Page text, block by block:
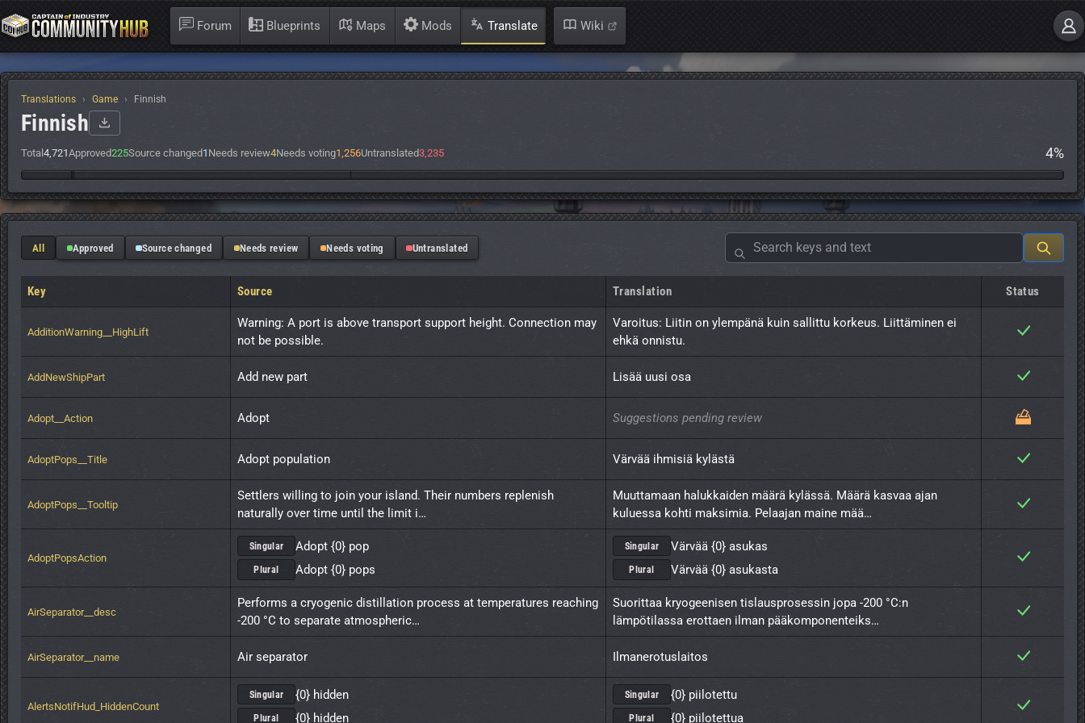
Forum Blueprints Maps Mods Translate Wiki
Translations Game Finnish
Finnish
Total 4,721Approved225Source changed1 Needs review4Needs voting1,256Untranslated3,235 4%
All Approved Source changed Needs review Needs voting Untranslated
Key Source Translation Status
AdditionWarning__HighLift
Warning: A port is above transport support height. Connection may
not be possible.
Varoitus: Liitin on ylempänä kuin sallittu korkeus. Liittäminen ei
ehkä onnistu.
AddNewShipPart Add new part Lisää uusi osa
Adopt__Action Adopt Suggestions pending review
AdoptPops__Title Adopt population Värvää ihmisiä kylästä
AdoptPops__Tooltip
Settlers willing to join your island. Their numbers replenish
naturally over time until the limit i…
Muuttamaan halukkaiden määrä kylässä. Määrä kasvaa ajan
kuluessa kohti maksimia. Pelaajan maine mää…
AdoptPopsAction
Singular Adopt {0} pop
Plural Adopt {0} pops
Singular Värvää {0} asukas
Plural Värvää {0} asukasta
AirSeparator__desc
Performs a cryogenic distillation process at temperatures reaching
-200 °C to separate atmospheric…
Suorittaa kryogeenisen tislausprosessin jopa -200 °C:n
lämpötilassa erottaen ilman pääkomponenteiks…
AirSeparator__name Air separator Ilmanerotuslaitos
AlertsNotifHud_HiddenCount
Singular {0} hidden
Plural {0} hidden
Singular {0} piilotettu
Plural {0} piilotettua